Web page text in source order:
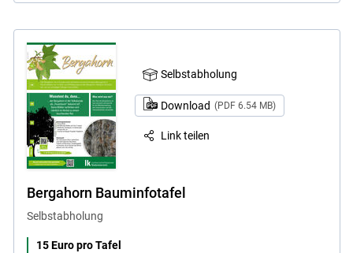
Selbstabholung
Download (PDF 6.54 MB)
Link teilen
Bergahorn Bauminfotafel
Selbstabholung
15 Euro pro Tafel